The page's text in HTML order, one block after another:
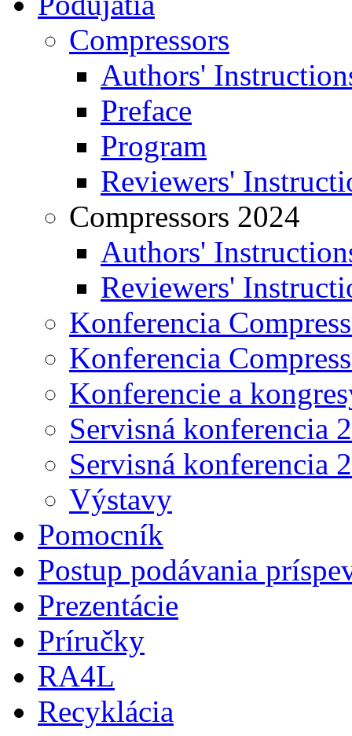
Compressors
Authors'
Preface
Program
Reviewers'
Compressors 2024
Authors'
Reviewers'
Konferencia
Konferencia
Konferencie a
Servisná konferencia
Servisná konferencia
Výstavy
Pomocník
Postup podávania
Prezentácie
Príručky
RA4L
Recyklácia